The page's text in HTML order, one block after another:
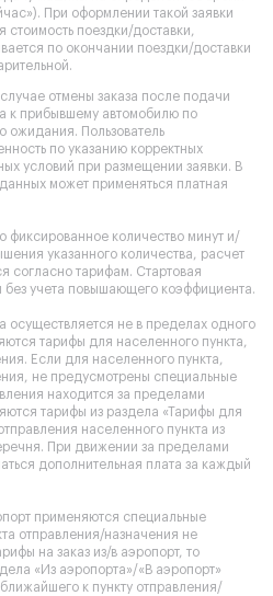
При оформлении такой заявки
стоимость поездки/доставки,
по окончании поездки/доставки
отмены заказа после подачи
к прибывшему автомобилю по
ожидания. Пользователь
по указанию корректных
условий при размещении заявки. В
может применяться платная
фиксированное количество минут и/
указанного количества, расчет
согласно тарифам. Стартовая
без учета повышающего коэффициента.
осуществляется не в пределах одного
тарифы для населенного пункта,
Если для населенного пункта,
не предусмотрены специальные
находится за пределами
тарифы из раздела «Тарифы для
населенного пункта из
При движении за пределами
дополнительная плата за каждый
применяются специальные
отправления/назначения не
на заказ из/в аэропорт, то
«Из аэропорта»/«В аэропорт»
к пункту отправления/